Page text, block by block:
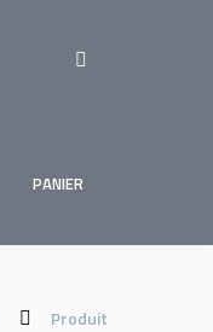
PANIER
Produit